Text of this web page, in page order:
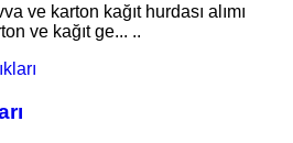
ve karton kağıt hurdası alımı
ve kağıt ge... ..